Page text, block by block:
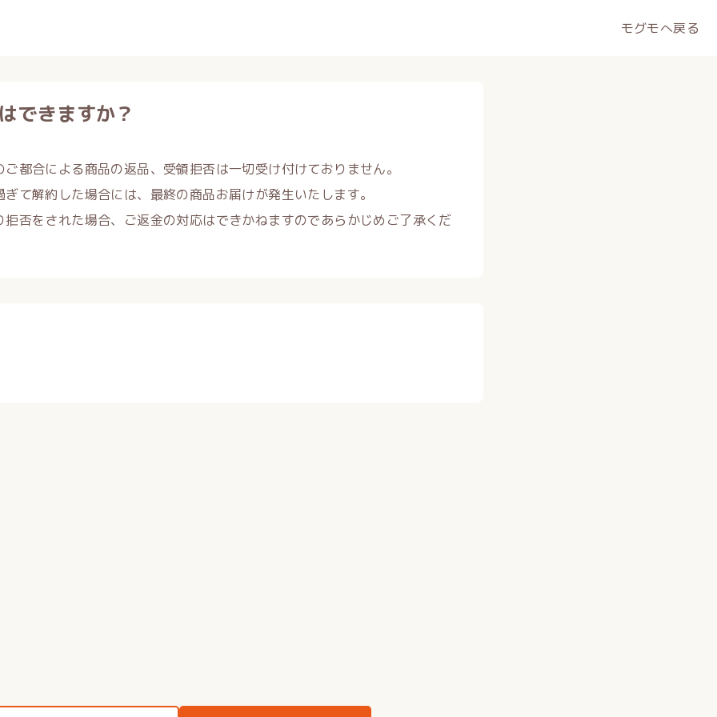
モグモへ戻る
できますか？
都合による商品の返品、受領拒否は一切受け付けておりません。
ぎて解約した場合には、最終の商品お届けが発生いたします。
拒否をされた場合、ご返金の対応はできかねますのであらかじめご了承くだ